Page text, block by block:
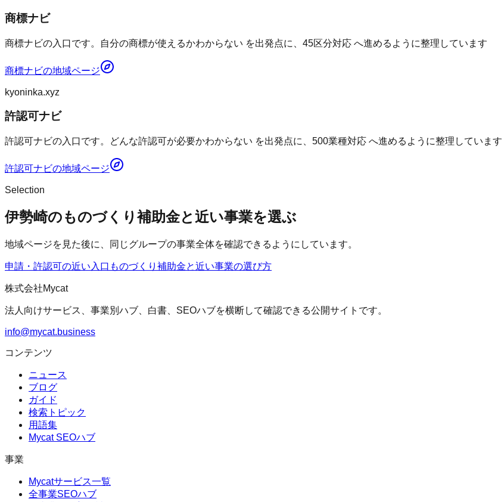
商標ナビ
商標ナビの入口です。自分の商標が使えるかわからない を出発点に、45区分対応 へ進めるように整理しています
商標ナビの地域ページ
kyoninka.xyz
許認可ナビ
許認可ナビの入口です。どんな許認可が必要かわからない を出発点に、500業種対応 へ進めるように整理しています
許認可ナビの地域ページ
Selection
伊勢崎のものづくり補助金と近い事業を選ぶ
地域ページを見た後に、同じグループの事業全体を確認できるようにしています。
申請・許認可の近い入口 ものづくり補助金と近い事業の選び方
株式会社Mycat
法人向けサービス、事業別ハブ、白書、SEOハブを横断して確認できる公開サイトです。
info@mycat.business
コンテンツ
ニュース
ブログ
ガイド
検索トピック
用語集
Mycat SEOハブ
事業
Mycatサービス一覧
全事業SEOハブ